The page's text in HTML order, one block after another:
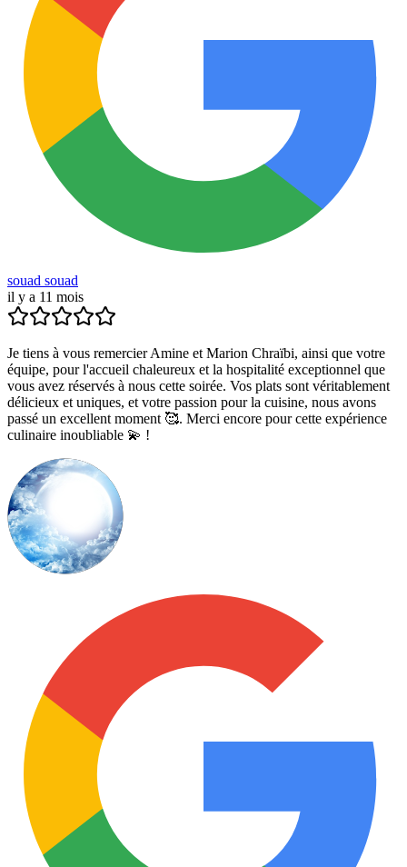
souad souad
il y a 11 mois
Je tiens à vous remercier Amine et Marion Chraïbi, ainsi que votre
équipe, pour l'accueil chaleureux et la hospitalité exceptionnel que
vous avez réservés à nous cette soirée. Vos plats sont véritablement
délicieux et uniques, et votre passion pour la cuisine, nous avons
passé un excellent moment 🥰. Merci encore pour cette expérience
culinaire inoubliable 💫 !